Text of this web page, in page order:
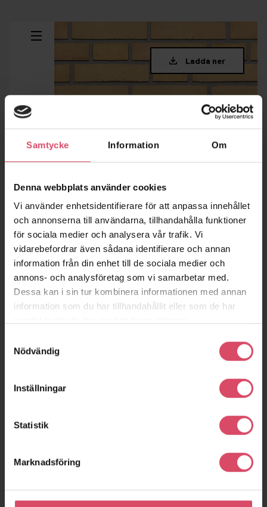
Samtycke Information Om
Denna webbplats använder cookies
Vi använder enhetsidentifierare för att anpassa innehållet
och annonserna till användarna, tillhandahålla funktioner
för sociala medier och analysera vår trafik. Vi
vidarebefordrar även sådana identifierare och annan
information från din enhet till de sociala medier och
annons- och analysföretag som vi samarbetar med.
Dessa kan i sin tur kombinera informationen med annan
information som du har tillhandahållit eller som de har
Nödvändig
Inställningar
Statistik
Marknadsföring